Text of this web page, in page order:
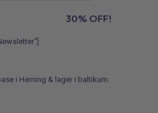
30% OFF!
i Herning & lager i baltikum.